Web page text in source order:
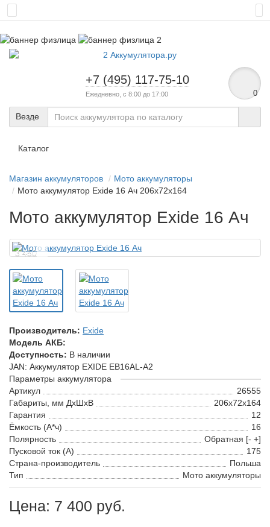
+7 (495) 117-75-10
Ежедневно, с 8:00 до 17:00 0
Везде
Каталог
Магазин аккумуляторов
Мото аккумуляторы
Мото аккумулятор Exide 16 Ач 206x72x164
Мото аккумулятор Exide 16 Ач
3 450
Производитель: Exide
Модель АКБ:
Доступность: В наличии
JAN: Аккумулятор EXIDE EB16AL-A2
Параметры аккумулятора
Артикул
26555
Габариты, мм ДхШхВ
206x72x164
Гарантия
12
Ёмкость (А*ч)
16
Полярность
Обратная [- +]
Пусковой ток (А)
175
Страна-производитель
Польша
Тип
Мото аккумуляторы
Цена: 7 400 руб.